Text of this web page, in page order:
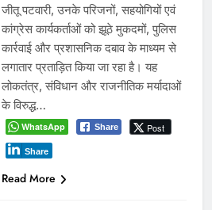
जीतू पटवारी, उनके परिजनों, सहयोगियों एवं
कांग्रेस कार्यकर्ताओं को झूठे मुकदमों, पुलिस
कार्रवाई और प्रशासनिक दबाव के माध्यम से
लगातार प्रताड़ित किया जा रहा है। यह
लोकतंत्र, संविधान और राजनीतिक मर्यादाओं
के विरुद्ध…
WhatsApp Share Post
Share
Read More